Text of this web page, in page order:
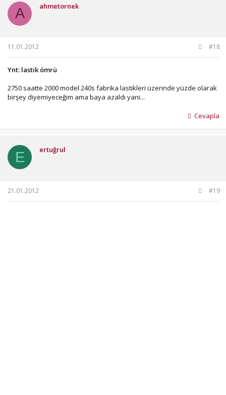
A ahmetornek
11.01.2012 #18
Ynt: lastik ömrü
2750 saatte 2000 model 240s fabrika lastikleri üzerinde yüzde olarak
birşey diyemiyeceğim ama baya azaldı yani...
Cevapla
E ertuğrul
21.01.2012 #19